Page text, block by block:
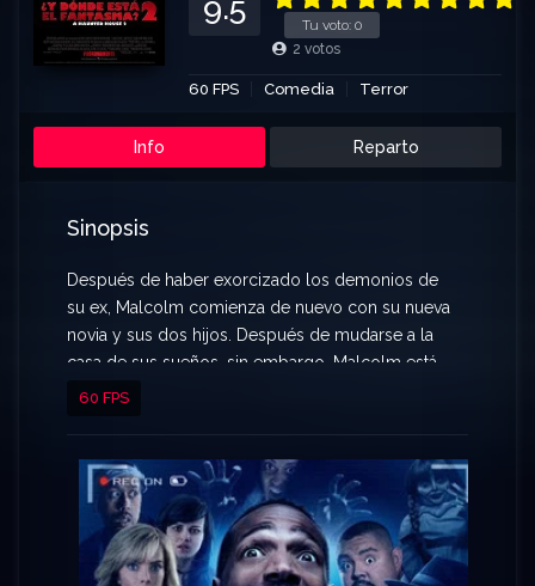
Tu voto: 0
9.5
2 votos
60 FPS Comedia Terror
Info Reparto
Sinopsis
Después de haber exorcizado los demonios de
su ex, Malcolm comienza de nuevo con su nueva
novia y sus dos hijos. Después de mudarse a la
casa de sus sueños, sin embargo, Malcolm está
rodeado una vez más por extraños
60 FPS